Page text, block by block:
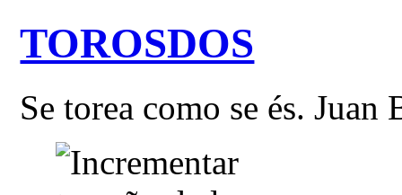
TOROSDOS
Se torea como se és. Juan